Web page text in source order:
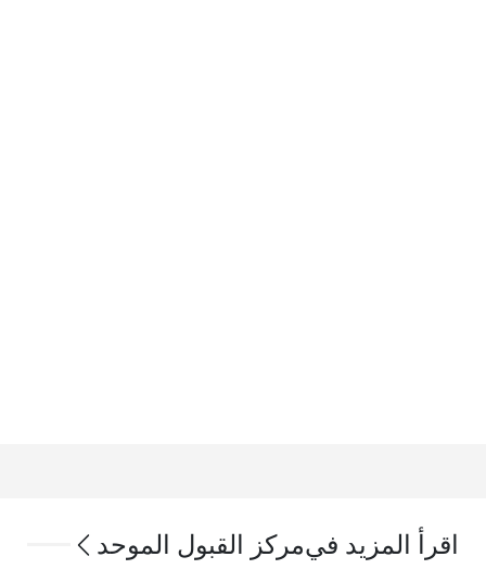
اقرأ المزيد فيمركز القبول الموحد